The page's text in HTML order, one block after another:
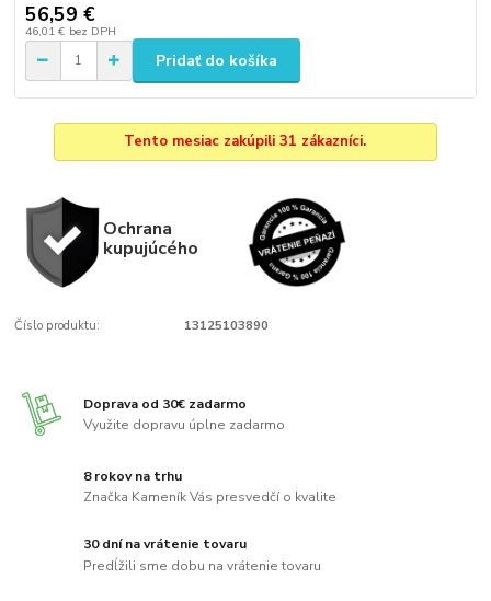
56,59 €
46,01 € bez DPH
Pridať do košíka
Tento mesiac zakúpili 31 zákazníci.
Ochrana
kupujúcého
Číslo produktu: 13125103890
Doprava od 30€ zadarmo
Využite dopravu úplne zadarmo
8 rokov na trhu
Značka Kameník Vás presvedčí o kvalite
30 dní na vrátenie tovaru
Predĺžili sme dobu na vrátenie tovaru